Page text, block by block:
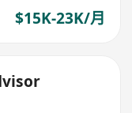
$15K-23K/月